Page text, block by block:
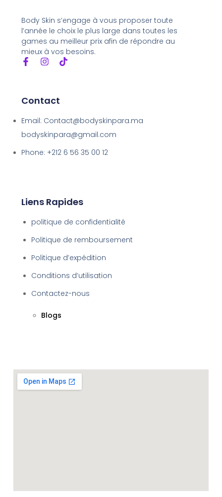
Body Skin s’engage à vous proposer toute
l’année le choix le plus large dans toutes les
games au meilleur prix afin de répondre au
mieux à vos besoins.
Contact
Email: Contact@bodyskinpara.ma
bodyskinpara@gmail.com
Phone: +212 6 56 35 00 12
Liens Rapides
politique de confidentialité
Politique de remboursement
Politique d’expédition
Conditions d’utilisation
Contactez-nous
Blogs